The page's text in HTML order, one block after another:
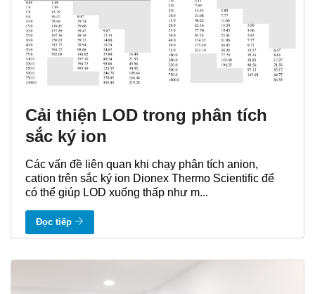
Cải thiện LOD trong phân tích
sắc ký ion
Các vấn đề liên quan khi chạy phân tích anion,
cation trên sắc ký ion Dionex Thermo Scientific để
có thể giúp LOD xuống thấp như m...
Đọc tiếp